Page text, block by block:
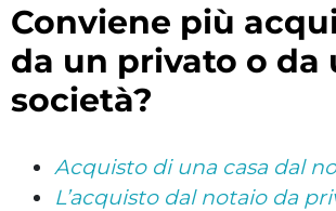
conviene più acquistare
da un privato o da
società?
Acquisto di una casa dal
L’acquisto dal notaio da